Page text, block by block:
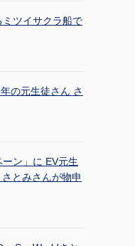
ツイサクラ船で
の元生徒さん さ
ーン」に EV元生
とみさんが物申